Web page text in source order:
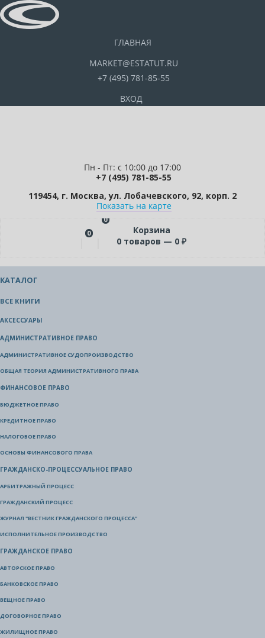
ГЛАВНАЯ
MARKET@ESTATUT.RU
+7 (495) 781-85-55
ВХОД
Пн - Пт: с 10:00 до 17:00
+7 (495) 781-85-55
119454, г. Москва, ул. Лобачевского, 92, корп. 2
Показать на карте
0
0
Корзина
0 товаров — 0 ₽
КАТАЛОГ
ВСЕ КНИГИ
АКСЕССУАРЫ
АДМИНИСТРАТИВНОЕ ПРАВО
АДМИНИСТРАТИВНОЕ СУДОПРОИЗВОДСТВО
ОБЩАЯ ТЕОРИЯ АДМИНИСТРАТИВНОГО ПРАВА
ФИНАНСОВОЕ ПРАВО
БЮДЖЕТНОЕ ПРАВО
КРЕДИТНОЕ ПРАВО
НАЛОГОВОЕ ПРАВО
ОСНОВЫ ФИНАНСОВОГО ПРАВА
ГРАЖДАНСКО-ПРОЦЕССУАЛЬНОЕ ПРАВО
АРБИТРАЖНЫЙ ПРОЦЕСС
ГРАЖДАНСКИЙ ПРОЦЕСС
ЖУРНАЛ "ВЕСТНИК ГРАЖДАНСКОГО ПРОЦЕССА"
ИСПОЛНИТЕЛЬНОЕ ПРОИЗВОДСТВО
ГРАЖДАНСКОЕ ПРАВО
АВТОРСКОЕ ПРАВО
БАНКОВСКОЕ ПРАВО
ВЕЩНОЕ ПРАВО
ДОГОВОРНОЕ ПРАВО
ЖИЛИЩНОЕ ПРАВО